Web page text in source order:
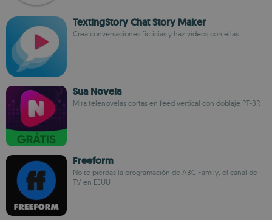
TextingStory Chat Story Maker
Crea conversaciones ficticias y haz vídeos con ellas
Sua Novela
Mira telenovelas cortas en feed vertical con doblaje PT-BR
Freeform
No te pierdas la programación de ABC Family, el canal de
TV en EEUU